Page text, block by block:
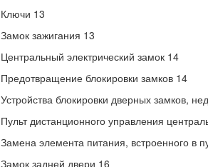
Ключи 13
Замок зажигания 13
Центральный электрический замок 14
Предотвращение блокировки замков 14
Устройства блокировки дверных замков,
Пульт дистанционного управления
Замена элемента питания, встроенного в
Замок задней двери 16